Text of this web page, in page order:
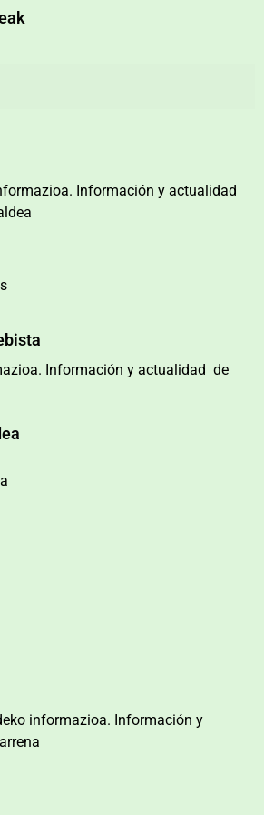
Información y actualidad
Información y actualidad de
informazioa. Información y